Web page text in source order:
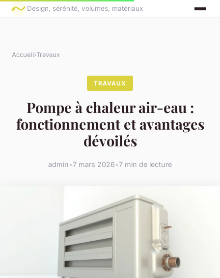
Design, sérénité, volumes, matériaux
Accueil›Travaux
TRAVAUX
Pompe à chaleur air-eau :
fonctionnement et avantages
dévoilés
admin•7 mars 2026•7 min de lecture